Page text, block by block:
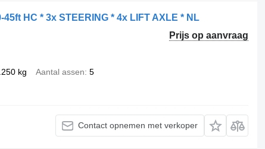
HC * 3x STEERING * 4x LIFT AXLE * NL
Prijs op aanvraag
kg Aantal assen 5
Contact opnemen met verkoper